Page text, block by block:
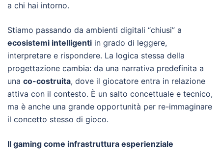
a chi hai intorno.
Stiamo passando da ambienti digitali “chiusi” a
ecosistemi intelligenti in grado di leggere,
interpretare e rispondere. La logica stessa della
progettazione cambia: da una narrativa predefinita a
una co-costruita, dove il giocatore entra in relazione
attiva con il contesto. È un salto concettuale e tecnico,
ma è anche una grande opportunità per re-immaginare
il concetto stesso di gioco.
Il gaming come infrastruttura esperienziale